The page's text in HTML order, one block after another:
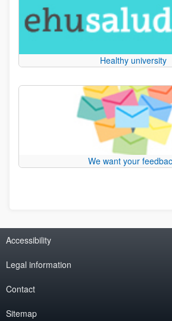
Healthy university
We want your
Accessibility
Legal information
Contact
Sitemap